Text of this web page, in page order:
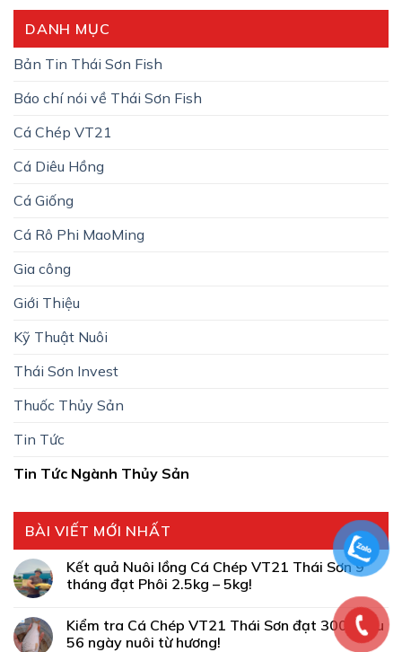
DANH MỤC
Bản Tin Thái Sơn Fish
Báo chí nói về Thái Sơn Fish
Cá Chép VT21
Cá Diêu Hồng
Cá Giống
Cá Rô Phi MaoMing
Gia công
Giới Thiệu
Kỹ Thuật Nuôi
Thái Sơn Invest
Thuốc Thủy Sản
Tin Tức
Tin Tức Ngành Thủy Sản
BÀI VIẾT MỚI NHẤT
Kết quả Nuôi lồng Cá Chép VT21 Thái Sơn 9
tháng đạt Phôi 2.5kg – 5kg!
Kiểm tra Cá Chép VT21 Thái Sơn đạt 300g sau
56 ngày nuôi từ hương!